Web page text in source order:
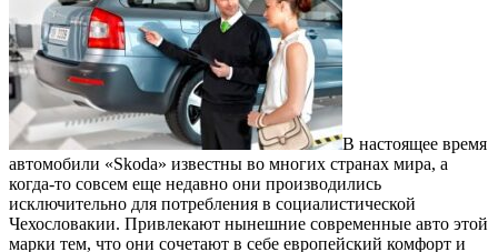
В настоящее время
автомобили «Skoda» известны во многих странах мира, а
когда-то совсем еще недавно они производились
исключительно для потребления в социалистической
Чехословакии. Привлекают нынешние современные авто этой
марки тем, что они сочетают в себе европейский комфорт и